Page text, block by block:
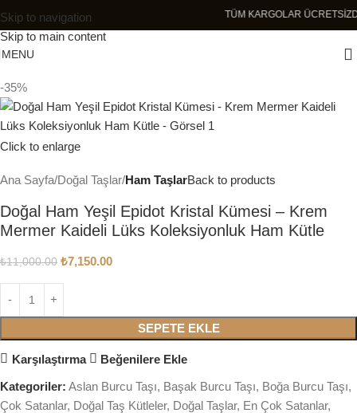
Skip to navigation
Skip to main content
TÜM KARGOLAR
MENU
-35%
Click to enlarge
Ana Sayfa Doğal Taşlar Ham TaşlarBack to products
Doğal Ham Yeşil Epidot Kristal Kümesi – Krem
Mermer Kaideli Lüks Koleksiyonluk Ham Kütle
₺11,000.00 ₺7,150.00
SEPETE EKLE
Karşılaştırma Beğenilere Ekle
Kategoriler: Aslan Burcu Taşı, Başak Burcu Taşı, Boğa Burcu Taşı,
Çok Satanlar, Doğal Taş Kütleler, Doğal Taşlar, En Çok Satanlar,